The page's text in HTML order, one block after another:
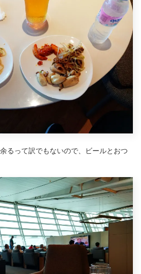
るって訳でもないので、ビールとおつ